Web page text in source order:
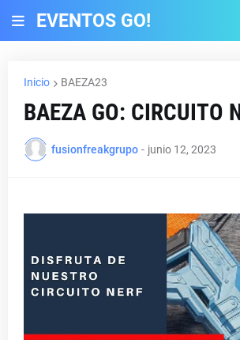
EVENTOS GO!
Inicio BAEZA23
BAEZA GO: CIRCUITO
fusionfreakgrupo - junio 12, 2023